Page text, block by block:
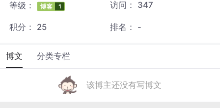
等级： 访问： 347
积分： 25 排名： -
博文 分类专栏
该博主还没有写博文